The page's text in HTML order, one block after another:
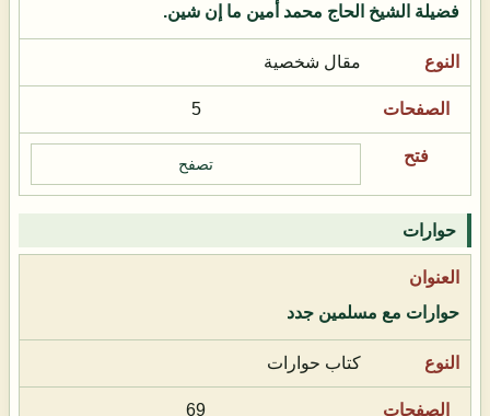
فضيلة الشيخ الحاج محمد أمين ما إن شين.
مقال شخصية
5
تصفح
حوارات
حوارات مع مسلمين جدد
كتاب حوارات
69